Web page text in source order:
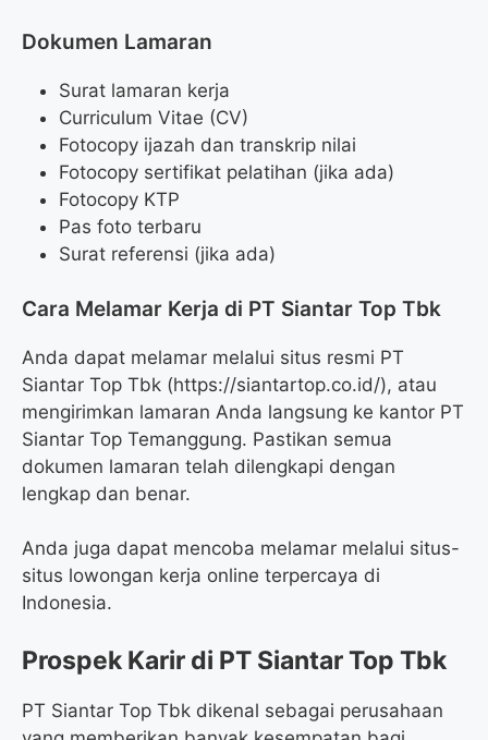
Dokumen Lamaran
Surat lamaran kerja
Curriculum Vitae (CV)
Fotocopy ijazah dan transkrip nilai
Fotocopy sertifikat pelatihan (jika ada)
Fotocopy KTP
Pas foto terbaru
Surat referensi (jika ada)
Cara Melamar Kerja di PT Siantar Top Tbk
Anda dapat melamar melalui situs resmi PT
Siantar Top Tbk (https://siantartop.co.id/), atau
mengirimkan lamaran Anda langsung ke kantor PT
Siantar Top Temanggung. Pastikan semua
dokumen lamaran telah dilengkapi dengan
lengkap dan benar.
Anda juga dapat mencoba melamar melalui situs-
situs lowongan kerja online terpercaya di
Indonesia.
Prospek Karir di PT Siantar Top Tbk
PT Siantar Top Tbk dikenal sebagai perusahaan